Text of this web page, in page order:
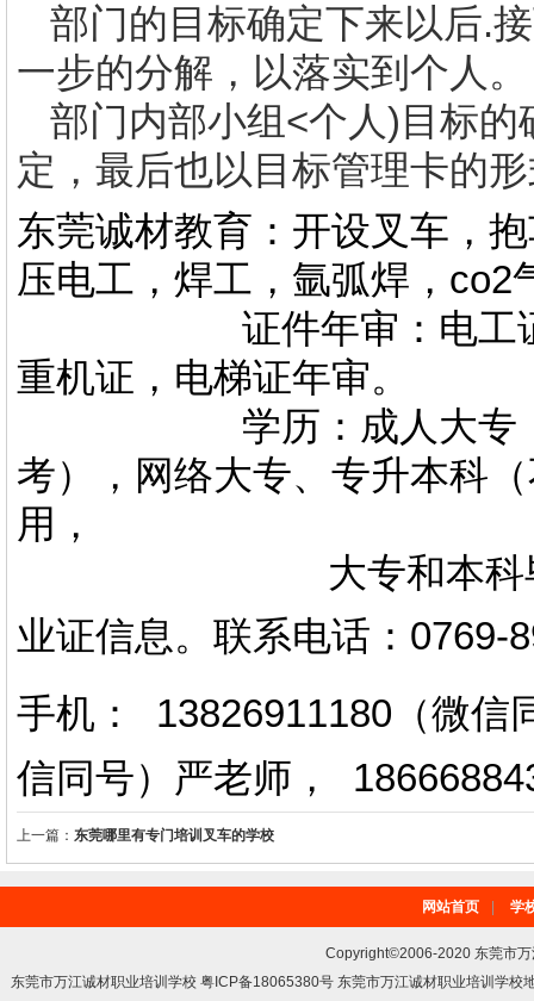
部门的目标确定下来以后.
一步的分解，以落实到个人。
部门内部小组<个人)目标的
定，最后也以目标管理卡的
东莞诚材教育：开设叉车，
压电工，焊工，氩弧焊，co2
证件年审：电工证，
重机证，电梯证年审。
学历：成人大专，专
考），网络大专、专升本科
用，
大专和本科毕业证
业证信息。 联系电话 ： 0769-
手机： 13826911180（微信
信同号）严老师 ，
上一篇： 东莞哪里有专门培训叉车的学校
网站首页 学
Copyright©2006-2020 东莞市
东莞市万江诚材职业培训学校 粤ICP备18065380号 东莞市万江诚材职业培训学